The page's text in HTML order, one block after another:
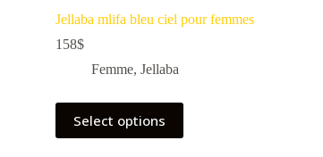
Jellaba mlifa bleu ciel pour femmes
158$
Femme, Jellaba
Select options